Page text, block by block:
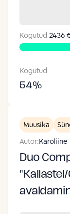
Kogutud 2436
Kogutud
54%
Muusika
Autor:Karoliine
Duo